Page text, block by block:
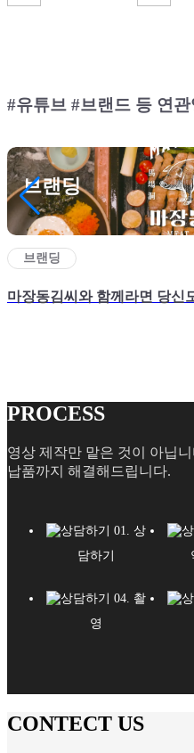
브랜딩
#유튜브 #브랜드 등 연관
브랜딩
마장동김씨와 함께라면 당신
PROCESS
영상 제작만 맡은 것이 아닙
납품까지 해결해드립니다.
01. 상
담하기
04. 촬
영
CONTECT US